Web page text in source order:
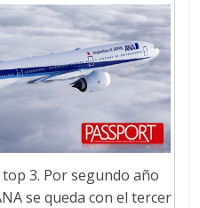
3. Por segundo año
se queda con el tercer